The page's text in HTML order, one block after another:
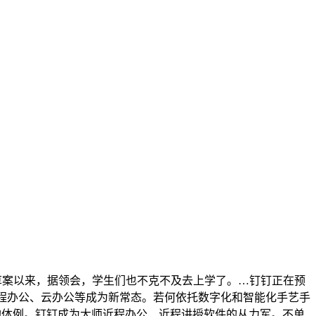
以来，据领会，学生们也不克不及去上学了。…钉钉正在预
公、云办公等成为新常态。若何依托数字化和智能化手艺手